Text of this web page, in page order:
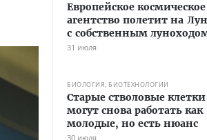
Европейское космическое
агентство полетит на
с собственным
31 июля
БИОЛОГИЯ, БИОТЕХНОЛОГИИ
Старые стволовые
могут снова работать как
молодые, но есть нюанс
30 июля